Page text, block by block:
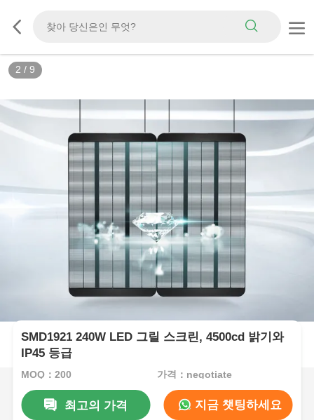
3 / 9
SMD1921 240W LED 그릴 스크린, 4500cd 밝기와
IP45 등급
MOQ：200 가격：negotiate
최고의 가격 지금 챗팅하세요